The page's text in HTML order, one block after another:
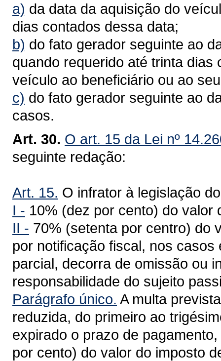
a) da data da aquisição do
dias contados dessa data;
b) do fato gerador seguinte ao
quando requerido até trinta
veículo ao beneficiário ou ao
c) do fato gerador seguinte ao
casos.
Art. 30. O art. 15 da Lei nº
seguinte redação:
Art. 15. O infrator à legislação
I - 10% (dez por cento) do valor
II - 70% (setenta por centro) do
por notificação fiscal, nos
parcial, decorra de omissão ou
responsabilidade do sujeito
Parágrafo único. A multa
reduzida, do primeiro ao
expirado o prazo de
por cento) do valor do imposto